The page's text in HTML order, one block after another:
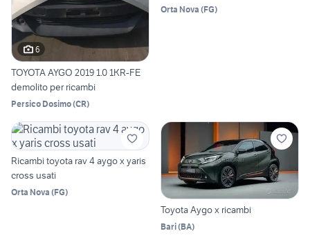
6
TOYOTA AYGO 2019 1.0 1KR-FE
demolito per ricambi
Persico Dosimo(CR)
Orta Nova (FG)
Ricambi toyota rav 4 aygo x yaris
cross usati
Orta Nova (FG)
Toyota Aygo x ricambi
Bari(BA)